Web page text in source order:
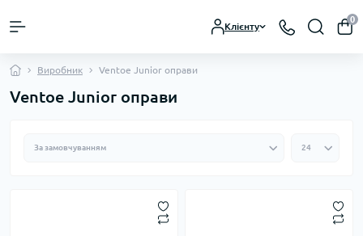
Клієнту
0
Виробник Ventoe Junior оправи
Ventoe Junior оправи